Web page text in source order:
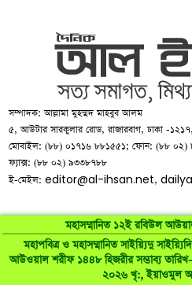
মহাসম্মানিত ১২ই রবিউল
মহাপবিত্র ও মহাসম্মানিত সাইয়্যিদু
আউওয়াল শরীফ ১৪৪৮ হিজরীর সম্ভাব্য
২০২৬ খৃ:, ইয়াওমুল
সম্পাদক: আল্লামা মুহম্মদ মাহবুব আলম
৫, আউটার সারকুলার রোড, রাজারবাগ, ঢাকা -১২১৭,
মোবাইল: (৮৮) ০১৭১৬ ৮৮১৫৫১; ফোন: (৮৮
ফ্যাক্স: (৮৮ ০২) ৯৩৩৮৭৮৮
ই-মেইল:editor@al-ihsan.net,
©al-ihsan.net2007-2026. All
RAAJRANI